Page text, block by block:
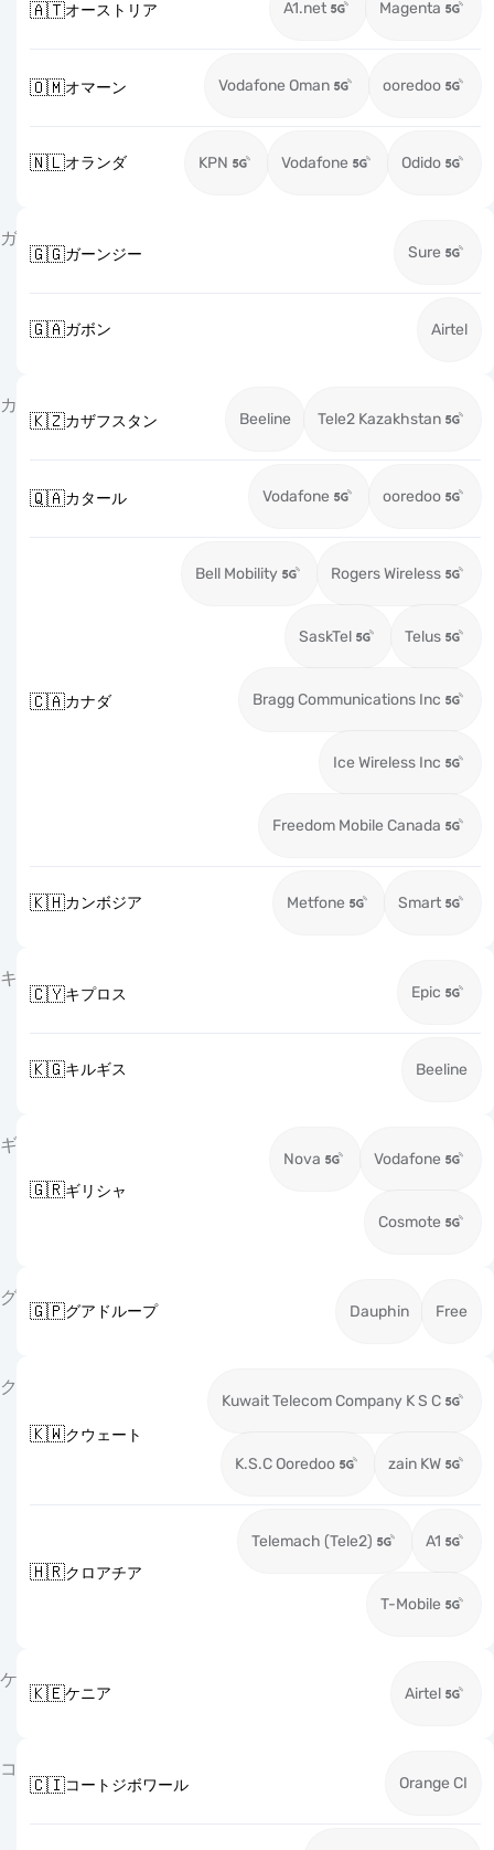
🇦🇹オーストリア A1.net Magenta
🇴🇲オマーン Vodafone Oman ooredoo
🇳🇱オランダ KPN Vodafone Odido
ガ
🇬🇬ガーンジー Sure
🇬🇦ガボン Airtel
カ
🇰🇿カザフスタン Beeline Tele2 Kazakhstan
🇶🇦カタール Vodafone ooredoo
🇨🇦カナダ
Bell Mobility Rogers Wireless
SaskTel Telus
Bragg Communications Inc
Ice Wireless Inc
Freedom Mobile Canada
🇰🇭カンボジア Metfone Smart
キ
🇨🇾キプロス Epic
🇰🇬キルギス Beeline
ギ
🇬🇷ギリシャ
Nova Vodafone
Cosmote
グ
🇬🇵グアドループ Dauphin Free
ク
🇰🇼クウェート
Kuwait Telecom Company K S C
K.S.C Ooredoo zain KW
🇭🇷クロアチア
Telemach (Tele2) A1
T-Mobile
ケ
🇰🇪ケニア Airtel
コ
🇨🇮コートジボワール Orange CI